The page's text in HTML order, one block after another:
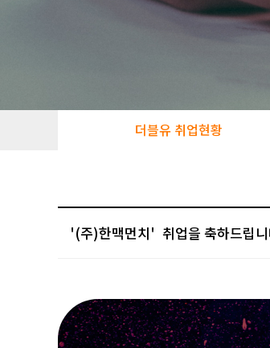
더블유 취업현황
'(주)한맥먼치'